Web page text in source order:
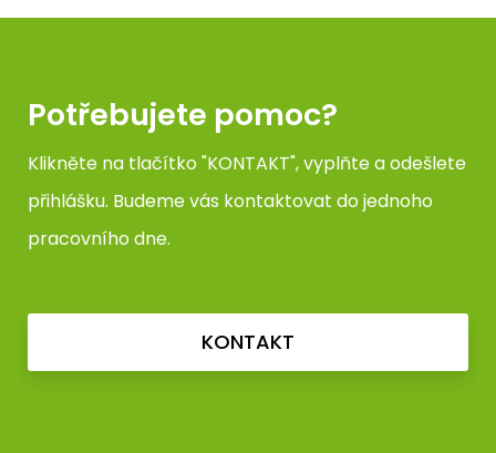
Potřebujete pomoc?
Klikněte na tlačítko "KONTAKT", vyplňte a odešlete
přihlášku. Budeme vás kontaktovat do jednoho
pracovního dne.
KONTAKT